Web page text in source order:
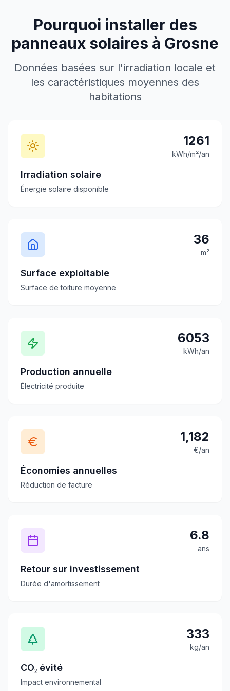
Pourquoi installer des
panneaux solaires à Grosne
Données basées sur l'irradiation locale et
les caractéristiques moyennes des
habitations
1261
kWh/m²/an
Irradiation solaire
Énergie solaire disponible
36
m²
Surface exploitable
Surface de toiture moyenne
6053
kWh/an
Production annuelle
Électricité produite
1,182
€/an
Économies annuelles
Réduction de facture
6.8
ans
Retour sur investissement
Durée d'amortissement
333
kg/an
CO₂ évité
Impact environnemental